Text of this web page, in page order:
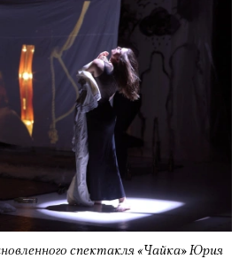
спектакля «Чайка» Юрия